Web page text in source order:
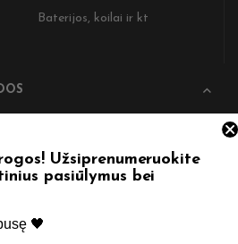
Baterijos, koilai ir kt
Privatumo politika
Apie Mus
Didmenos užklausos
Užsiprenumeruokite
pasiūlymus bei
🖤